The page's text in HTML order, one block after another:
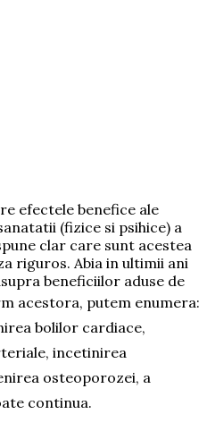
efectele benefice ale
(fizice si psihice) a
clar care sunt acestea
riguros. Abia in ultimii ani
beneficiilor aduse de
acestora, putem enumera:
bolilor cardiace,
incetinirea
osteoporozei, a
continua.